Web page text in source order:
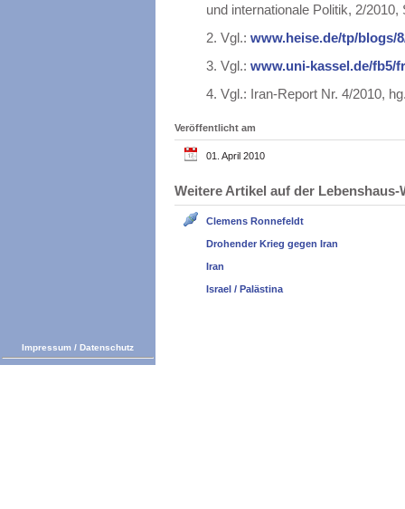
und internationale Politik, 2/2010,
2. Vgl.: www.heise.de/tp/blogs/
3. Vgl.: www.uni-kassel.de/fb5/
4. Vgl.: Iran-Report Nr. 4/2010,
Veröffentlicht am
01. April 2010
Weitere Artikel auf der
Clemens Ronnefeldt
Drohender Krieg gegen Iran
Iran
Israel / Palästina
Impressum / Datenschutz